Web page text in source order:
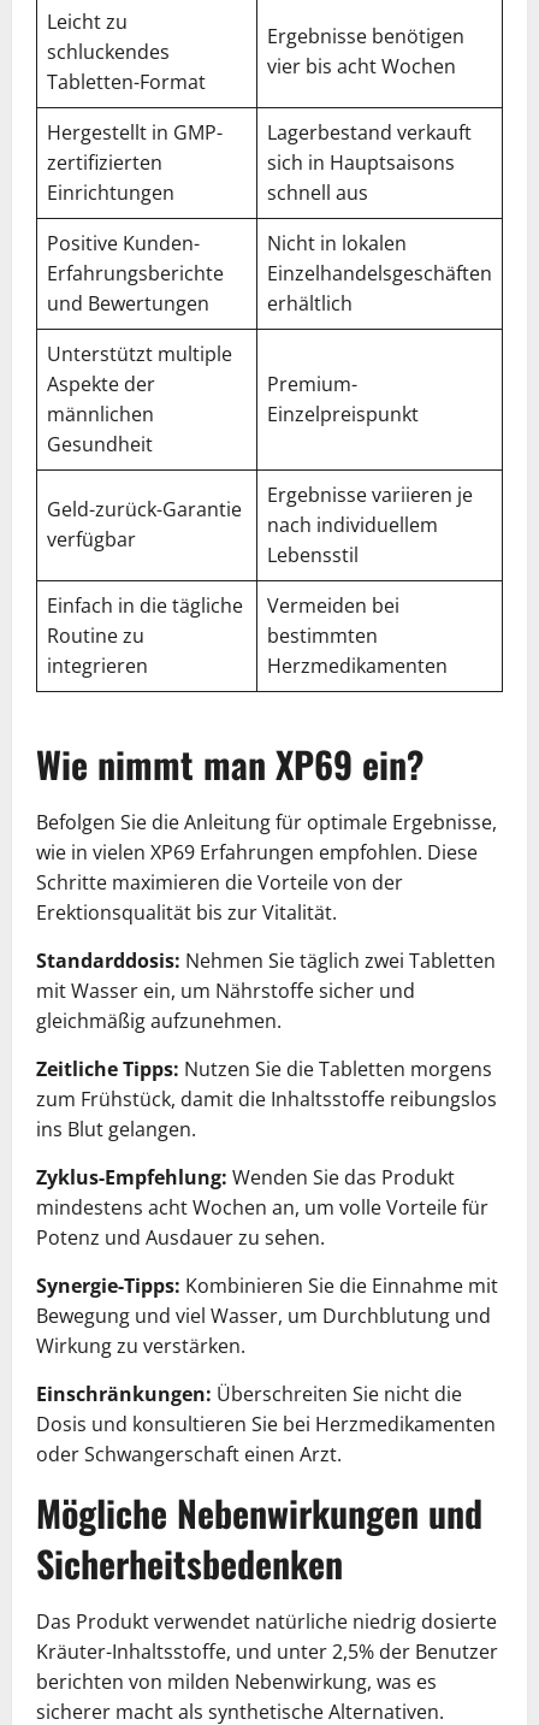
Leicht zu
schluckendes
Tabletten-Format
Ergebnisse benötigen
vier bis acht Wochen
Hergestellt in GMP-
zertifizierten
Einrichtungen
Lagerbestand verkauft
sich in Hauptsaisons
schnell aus
Positive Kunden-
Erfahrungsberichte
und Bewertungen
Nicht in lokalen
Einzelhandelsgeschäften
erhältlich
Unterstützt multiple
Aspekte der
männlichen
Gesundheit
Premium-
Einzelpreispunkt
Geld-zurück-Garantie
verfügbar
Ergebnisse variieren je
nach individuellem
Lebensstil
Einfach in die tägliche
Routine zu
integrieren
Vermeiden bei
bestimmten
Herzmedikamenten
Wie nimmt man XP69 ein?
Befolgen Sie die Anleitung für optimale Ergebnisse,
wie in vielen XP69 Erfahrungen empfohlen. Diese
Schritte maximieren die Vorteile von der
Erektionsqualität bis zur Vitalität.
Standarddosis: Nehmen Sie täglich zwei Tabletten
mit Wasser ein, um Nährstoffe sicher und
gleichmäßig aufzunehmen.
Zeitliche Tipps: Nutzen Sie die Tabletten morgens
zum Frühstück, damit die Inhaltsstoffe reibungslos
ins Blut gelangen.
Zyklus-Empfehlung: Wenden Sie das Produkt
mindestens acht Wochen an, um volle Vorteile für
Potenz und Ausdauer zu sehen.
Synergie-Tipps: Kombinieren Sie die Einnahme mit
Bewegung und viel Wasser, um Durchblutung und
Wirkung zu verstärken.
Einschränkungen: Überschreiten Sie nicht die
Dosis und konsultieren Sie bei Herzmedikamenten
oder Schwangerschaft einen Arzt.
Mögliche Nebenwirkungen und
Sicherheitsbedenken
Das Produkt verwendet natürliche niedrig dosierte
Kräuter-Inhaltsstoffe, und unter 2,5% der Benutzer
berichten von milden Nebenwirkung, was es
sicherer macht als synthetische Alternativen.